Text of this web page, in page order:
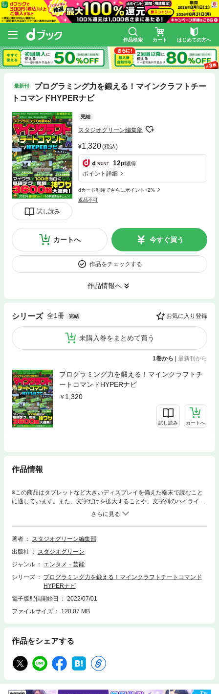
作品検索 カート はじめての方へ
最新刊
プログラミング力を鍛える！マインクラフトチー
トコマンドHYPERナビ
試し読み
完結
スタジオグリーン編集部
1,320(税込)
12pt獲得
ポイント詳細
dカード利用でさらにポイント+2%
返品不可
カートへ 今すぐ買う
作品をチェックする
作品情報へ
シリーズ 全1冊 完結 お気に入り登録
未購入巻をまとめて買う
1巻から | 最新刊から
プログラミング力を鍛える！マインクラフトチ
ートコマンドHYPERナビ
1,320
試し読み カートへ
作品情報
※この商品はタブレットなど大きいディスプレイを備えた端末で読むこと
に適しています。また、文字だけを拡大することや、文字列のハイライ
ト、検索、辞書の参照、引用などの機能が使用できません。チートコマン
ドを駆使して、マインクラフトをもっと自由に楽しむ！マイクラで遊びな
がら、プログラミング的思考を養う！本書は、基礎から応用までマイクラ
のさまざまなテクニックがわかる１冊です。掲載数は、レシピ+コマンド
APTER.1 コマンド入力の準備とルールCHAPTER.2 コマンド入力の基
礎と応用CHAPTER.3 コマンドブロックの基礎と応用CHAPTER.4 レッ
テムとレシピのデータ一覧CHAPTER.7 マイクラよくある質問集ゲーム
の世界を自由に改変したり、便利な装置をつくったりできるチートコマン
ド。チートコマンドは、コンピューターのプログラミングと同様の操作が
教材」としても注目されています。そこで本書には、チートコマンドに関
ているため、これからマイクラデビューする人も安心の内容です。チート
ナシです。
著者
スタジオグリーン編集部
出版社
スタジオグリーン
ジャンル
エンタメ・芸能
シリーズ
プログラミング力を鍛える！マインクラフトチートコマンド
HYPERナビ
電子版配信開始日
2022/07/01
ファイルサイズ
120.07 MB
作品をシェアする